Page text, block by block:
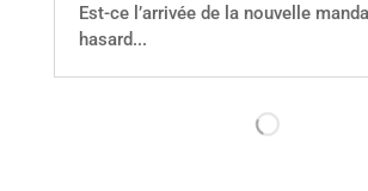
Est-ce l’arrivée de la nouvelle
hasard...